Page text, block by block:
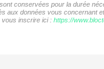
conservées pour la durée
aux données vous concernant
vous inscrire ici : https://